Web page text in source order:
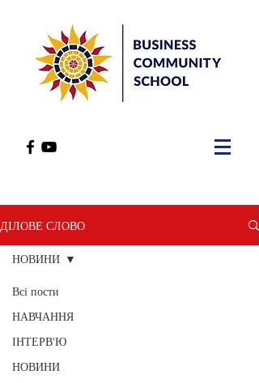
ДІЛОВЕ СЛОВО
Всі пости
НАВЧАННЯ
ІНТЕРВ'Ю
НОВИНИ
НОВИНИ